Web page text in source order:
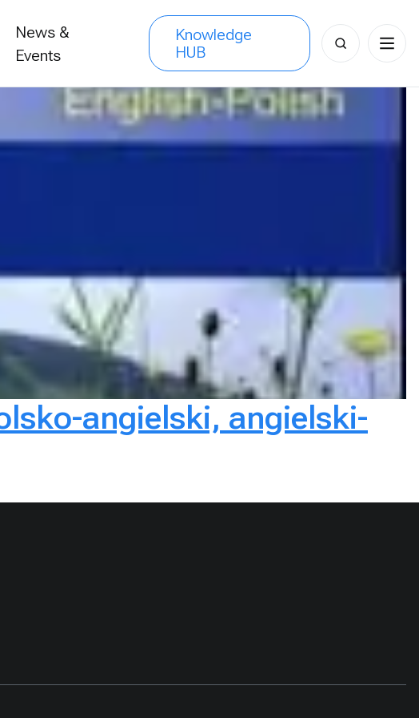
News &
Events
Knowledge
HUB
Search
for:
angielski, angielski-